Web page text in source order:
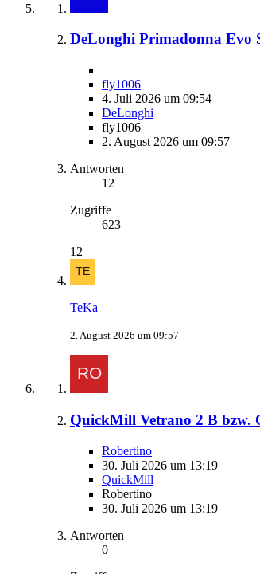
DeLonghi Primadonna Evo
fly1006
4. Juli 2026 um 09:54
DeLonghi
fly1006
2. August 2026 um 09:57
Antworten
12
Zugriffe
623
12
TeKa
2. August 2026 um 09:57
QuickMill Vetrano 2 B bzw.
Robertino
30. Juli 2026 um 13:19
QuickMill
Robertino
30. Juli 2026 um 13:19
Antworten
0